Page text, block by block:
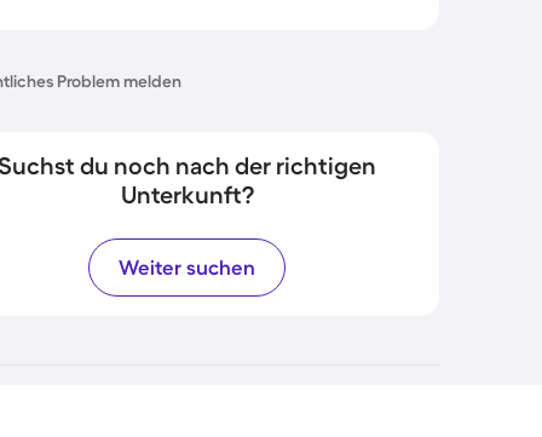
Problem melden
du noch nach der richtigen
Unterkunft?
Weiter suchen